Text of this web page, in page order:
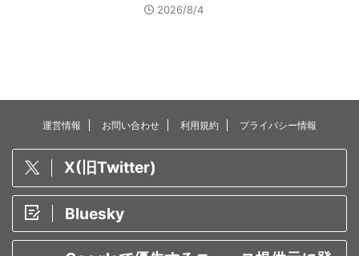
2026/8/4
運営情報 お問い合わせ 利用規約 プライバシー情報
X(旧Twitter)
Bluesky